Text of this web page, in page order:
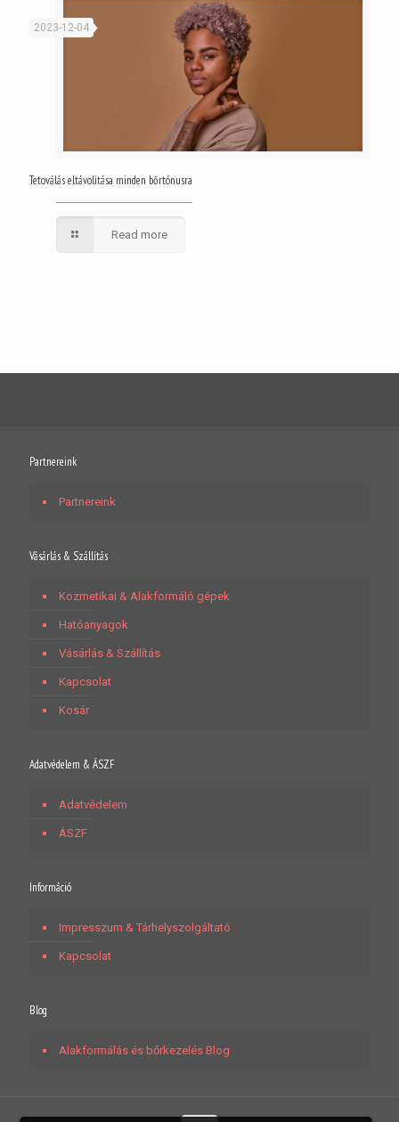
2023-12-04
Tetoválás eltávolítása minden bőrtónusra
Read more
Partnereink
Partnereink
Vásárlás & Szállítás
Kozmetikai & Alakformáló gépek
Hatóanyagok
Vásárlás & Szállítás
Kapcsolat
Kosár
Adatvédelem & ÁSZF
Adatvédelem
ÁSZF
Információ
Impresszum & Tárhelyszolgáltató
Kapcsolat
Blog
Alakformálás és bőrkezelés Blog